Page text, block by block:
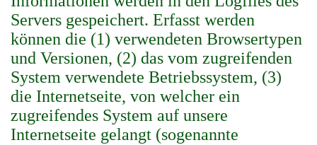
Servers gespeichert. Erfasst werden
können die (1) verwendeten Browsertypen
und Versionen, (2) das vom zugreifenden
System verwendete Betriebssystem, (3)
die Internetseite, von welcher ein
zugreifendes System auf unsere
Internetseite gelangt (sogenannte